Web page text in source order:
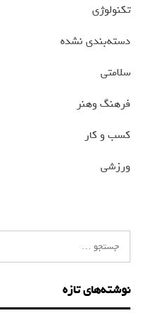
تکنولوژی
دسته‌بندی نشده
سلامتی
فرهنگ وهنر
کسب و کار
ورزشی
نوشته‌های تازه